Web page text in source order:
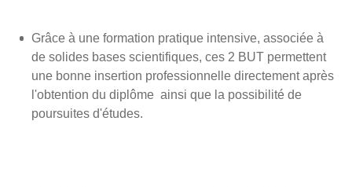
Grâce à une formation pratique intensive, associée à
de solides bases scientifiques, ces 2 BUT permettent
une bonne insertion professionnelle directement après
l'obtention du diplôme ainsi que la possibilité de
poursuites d'études.